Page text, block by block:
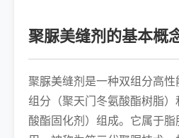
聚脲美缝剂的基本概
聚脲美缝剂是一种双组分高
组分（聚天门冬氨酸酯树脂
酸酯固化剂）组成。它属于